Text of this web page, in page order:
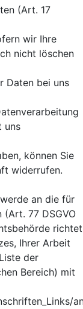
(Art. 17
wir Ihre
nicht löschen
Daten bei uns
uns
können Sie
widerrufen.
an die für
77 DSGVO
richtet
Ihrer Arbeit
der
Bereich) mit